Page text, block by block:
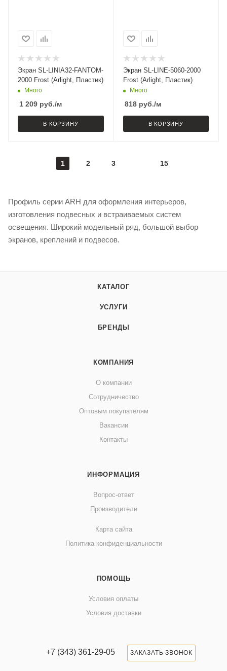
Экран SL-LINIA32-FANTOM-
2000 Frost (Arlight, Пластик)
Много
1 209 руб./м
В КОРЗИНУ
Экран SL-LINE-5060-2000
Frost (Arlight, Пластик)
Много
818руб./м
В КОРЗИНУ
1 2 3 15
Профиль серии ARH для оформления интерьеров,
изготовления подвесных и встраиваемых систем
освещения. Широкий модельный ряд, большой выбор
экранов, креплений и подвесов.
КАТАЛОГ
УСЛУГИ
БРЕНДЫ
КОМПАНИЯ
О компании
Сотрудничество
Оптовым покупателям
Вакансии
Контакты
ИНФОРМАЦИЯ
Вопрос-ответ
Производители
Карта сайта
Политика конфиденциальности
ПОМОЩЬ
Условия оплаты
Условия доставки
+7 (343) 361-29-05 ЗАКАЗАТЬ ЗВОНОК